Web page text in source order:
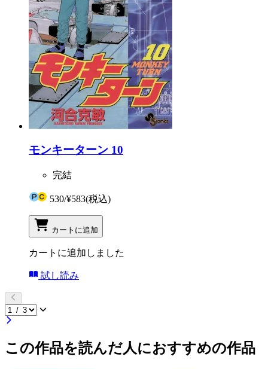
モンキーターン 10
完結
530/¥583(税込)
カートに追加
カートに追加しました
試し読み
この作品を読んだ人におすすめの作品